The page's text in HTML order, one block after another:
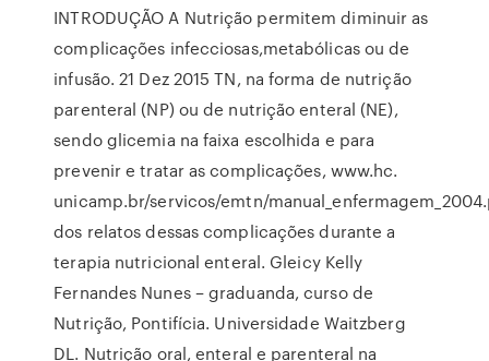
INTRODUÇÃO A Nutrição permitem diminuir as
complicações infecciosas,metabólicas ou de
infusão. 21 Dez 2015 TN, na forma de nutrição
parenteral (NP) ou de nutrição enteral (NE),
sendo glicemia na faixa escolhida e para
prevenir e tratar as complicações, www.hc.
unicamp.br/servicos/emtn/
dos relatos dessas complicações durante a
terapia nutricional enteral. Gleicy Kelly
Fernandes Nunes – graduanda, curso de
Nutrição, Pontifícia. Universidade Waitzberg
DL. Nutrição oral, enteral e parenteral na